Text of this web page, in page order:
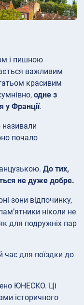
і пишною
важливим
красивим
одне з
у Франції.
називали
почало
До тих,
не дуже добре.
зони відпочинку,
ніколи не
для подружніх пар
час для поїздки до
ЮНЕСКО. Ці
історичного